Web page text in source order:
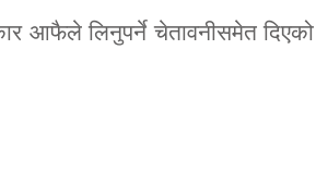
आफैले लिनुपर्ने चेतावनीसमेत दिएको